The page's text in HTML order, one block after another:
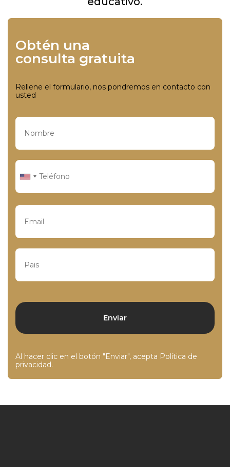
Obtén una
consulta gratuita
Rellene el formulario, nos pondremos en contacto con
usted
Al hacer clic en el botón "Enviar", acepta Política de
privacidad.